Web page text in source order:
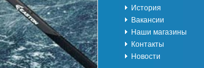
История
Вакансии
Наши магазины
Контакты
Новости